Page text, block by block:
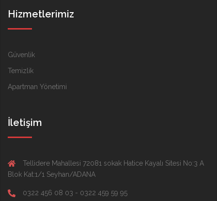
Hizmetlerimiz
Güvenlik
Temizlik
Apartman Yönetimi
İletişim
Tellidere Mahallesi 72081 sokak Hatice Kayalı Sitesi No:3 A
Blok Kat:1/1 Seyhan/ADANA
0322 456 08 03 - 0322 459 59 95